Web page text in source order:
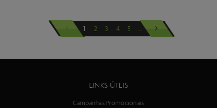
SCOTT Foil RC
Scott Foil RC 2022
Scott FX DH 1999 a 2000
Scott Gambler 2008 a 2012
1 2 3 4 5 ...
LINKS ÚTEIS
Campanhas Promocionais